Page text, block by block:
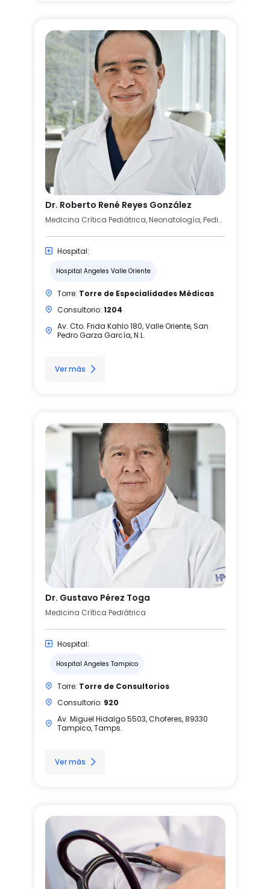
Dr. Roberto René Reyes González
Medicina Crítica Pediátrica, Neonatología, Pediatría
Hospital:
Hospital Angeles Valle Oriente
Torre: Torre de Especialidades Médicas
Consultorio: 1204
Av. Cto. Frida Kahlo 180, Valle Oriente, San
Pedro Garza García, N.L.
Ver más
Dr. Gustavo Pérez Toga
Medicina Crítica Pediátrica
Hospital:
Hospital Angeles Tampico
Torre: Torre de Consultorios
Consultorio: 920
Av. Miguel Hidalgo 5503, Choferes, 89330
Tampico, Tamps.
Ver más